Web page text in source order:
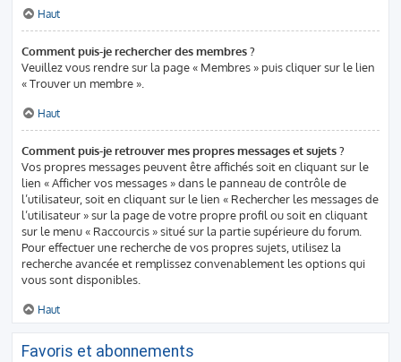
Haut
Comment puis-je rechercher des membres ?
Veuillez vous rendre sur la page « Membres » puis cliquer sur le lien
« Trouver un membre ».
Haut
Comment puis-je retrouver mes propres messages et sujets ?
Vos propres messages peuvent être affichés soit en cliquant sur le
lien « Afficher vos messages » dans le panneau de contrôle de
l’utilisateur, soit en cliquant sur le lien « Rechercher les messages de
l’utilisateur » sur la page de votre propre profil ou soit en cliquant
sur le menu « Raccourcis » situé sur la partie supérieure du forum.
Pour effectuer une recherche de vos propres sujets, utilisez la
recherche avancée et remplissez convenablement les options qui
vous sont disponibles.
Haut
Favoris et abonnements